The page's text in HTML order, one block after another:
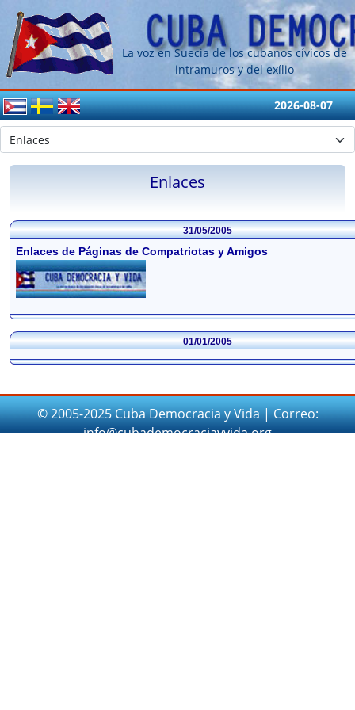
La voz en Suecia de los cubanos cívicos de
intramuros y del exílio
2026-08-07
Enlaces
31/05/2005
Enlaces de Páginas de Compatriotas y Amigos
01/01/2005
© 2005-2025 Cuba Democracia y Vida | Correo:
info@cubademocraciayvida.org